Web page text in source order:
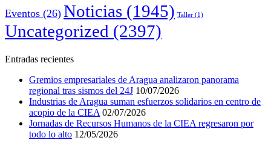
Eventos (26) Noticias (1945) Taller (1)
Uncategorized (2397)
Entradas recientes
Gremios empresariales de Aragua analizaron panorama
regional tras sismos del 24J 10/07/2026
Industrias de Aragua suman esfuerzos solidarios en centro de
acopio de la CIEA 02/07/2026
Jornadas de Recursos Humanos de la CIEA regresaron por
todo lo alto 12/05/2026